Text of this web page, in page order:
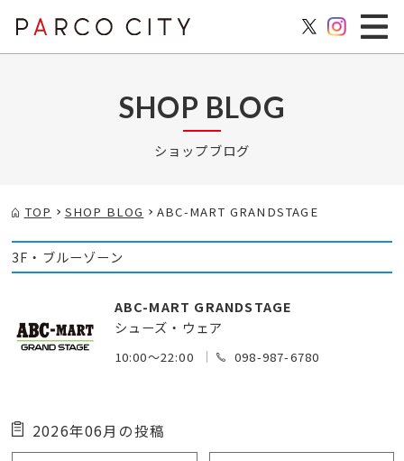
SHOP BLOG
ショップブログ
TOP SHOP BLOG ABC-MART GRANDSTAGE
3F・ブルーゾーン
ABC-MART GRANDSTAGE
シューズ・ウェア
10:00～22:00 098-987-6780
2026年06月の投稿